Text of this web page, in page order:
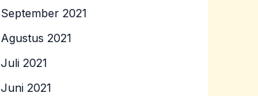
September 2021
Agustus 2021
Juli 2021
Juni 2021